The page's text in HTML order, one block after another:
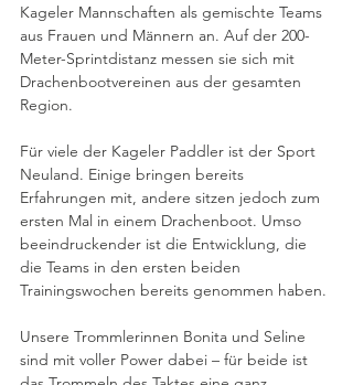
Kageler Mannschaften als gemischte Teams
aus Frauen und Männern an. Auf der 200-
Meter-Sprintdistanz messen sie sich mit
Drachenbootvereinen aus der gesamten
Region.
Für viele der Kageler Paddler ist der Sport
Neuland. Einige bringen bereits
Erfahrungen mit, andere sitzen jedoch zum
ersten Mal in einem Drachenboot. Umso
beeindruckender ist die Entwicklung, die
die Teams in den ersten beiden
Trainingswochen bereits genommen haben.
Unsere Trommlerinnen Bonita und Seline
sind mit voller Power dabei – für beide ist